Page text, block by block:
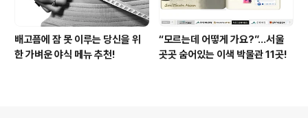
배고픔에 잠 못 이루는 당신을 위
한 가벼운 야식 메뉴 추천!
“모르는데 어떻게 가요?”...서울
곳곳 숨어있는 이색 박물관 11곳!